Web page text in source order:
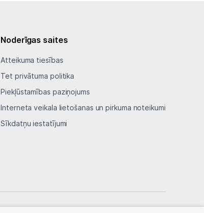
Noderīgas saites
Atteikuma tiesības
Tet privātuma politika
Piekļūstamības paziņojums
Interneta veikala lietošanas un pirkuma noteikumi
Sīkdatņu iestatījumi